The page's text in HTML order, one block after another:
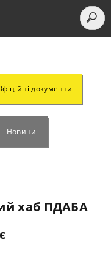
документи
Новини
хаб ПДАБА